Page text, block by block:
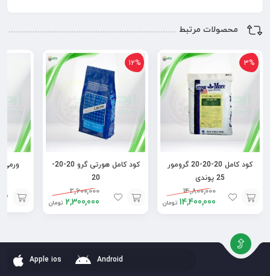
محصولات مرتبط
3%
کود کامل 20-20-20 گرومور
25 پوندی
14,800,000
14,400,000 تومان
افزودن
به
سبد
12%
کود کامل هورتی گرو 20-20-
20
2,600,000
2,300,000 تومان
افزودن
افزودن
Apple ios Android